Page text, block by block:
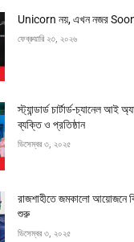
Unicorn নয়, এখন নজর
ফেব্রুয়ারি ২৩, ২০২৬
স্ট্যান্ডার্ড চার্টার্ড-চ্যানেল আই
ব্যক্তি ও প্রতিষ্ঠান
ডিসেম্বর ৩, ২০২৫
রাজশাহীতে জমকালো আয়োজনে
শুরু
ডিসেম্বর ৩, ২০২৫